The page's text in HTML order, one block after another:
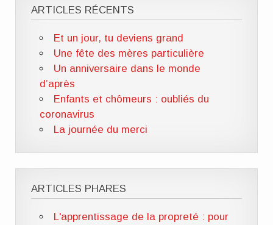
ARTICLES RÉCENTS
Et un jour, tu deviens grand
Une fête des mères particulière
Un anniversaire dans le monde
d’après
Enfants et chômeurs : oubliés du
coronavirus
La journée du merci
ARTICLES PHARES
L'apprentissage de la propreté : pour